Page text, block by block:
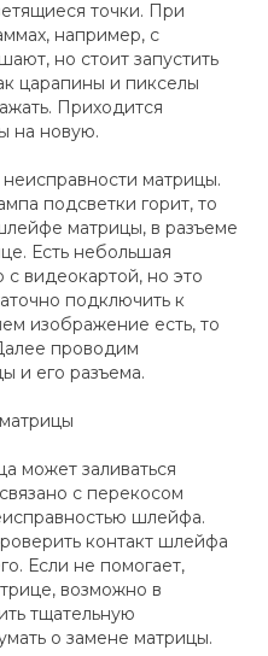
точки. При
например, с
но стоит запустить
царапины и пикселы
Приходится
на новую.
матрицы.
подсветки горит, то
матрицы, в разъеме
Есть небольшая
с видеокартой, но это
подключить к
изображение есть, то
проводим
и его разъема.
может заливаться
с перекосом
шлейфа.
контакт шлейфа
Если не помогает,
возможно в
тщательную
о замене матрицы.